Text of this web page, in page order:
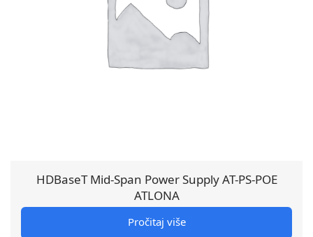
HDBaseT Mid-Span Power Supply AT-PS-POE
ATLONA
Pročitaj više